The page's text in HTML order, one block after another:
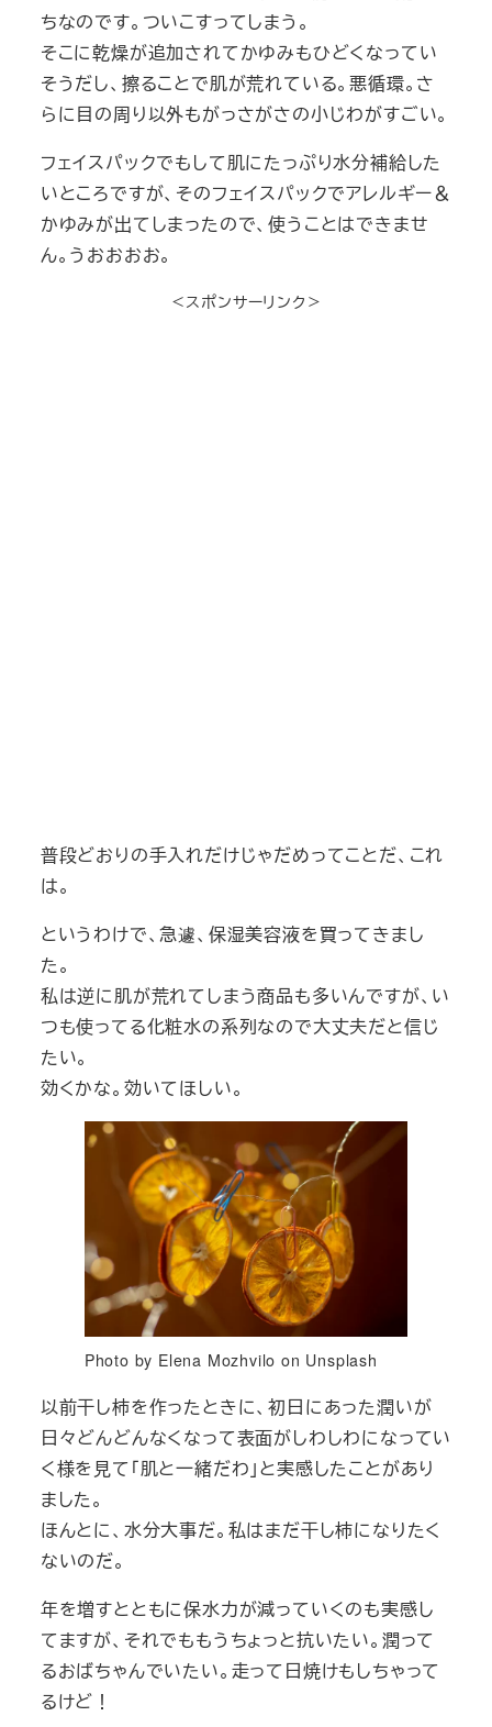
ちなのです。ついこすってしまう。
そこに乾燥が追加されてかゆみもひどくなってい
そうだし、擦ることで肌が荒れている。悪循環。さ
らに目の周り以外もがっさがさの小じわがすごい。
フェイスパックでもして肌にたっぷり水分補給した
いところですが、そのフェイスパックでアレルギー＆
かゆみが出てしまったので、使うことはできませ
ん。うおおおお。
＜スポンサーリンク＞
普段どおりの手入れだけじゃだめってことだ、これ
は。
というわけで、急遽、保湿美容液を買ってきまし
た。
私は逆に肌が荒れてしまう商品も多いんですが、い
つも使ってる化粧水の系列なので大丈夫だと信じ
たい。
効くかな。効いてほしい。
Photo by Elena Mozhvilo on Unsplash
以前干し柿を作ったときに、初日にあった潤いが
日々どんどんなくなって表面がしわしわになってい
く様を見て「肌と一緒だわ」と実感したことがあり
ました。
ほんとに、水分大事だ。私はまだ干し柿になりたく
ないのだ。
年を増すとともに保水力が減っていくのも実感し
てますが、それでももうちょっと抗いたい。潤って
るおばちゃんでいたい。走って日焼けもしちゃって
るけど！